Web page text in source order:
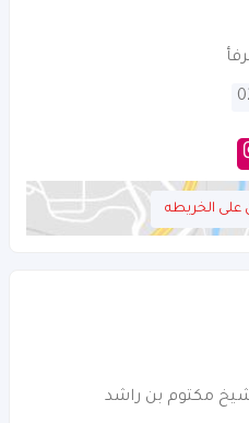
على الخريطه
مكتوم بن راشد